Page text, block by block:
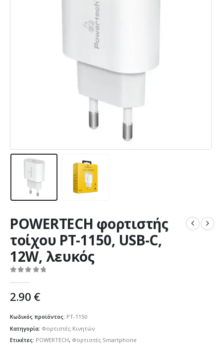
POWERTECH φορτιστής
τοίχου PT-1150, USB-C,
12W, λευκός
2.90 €
Κωδικός προϊόντος: PT-1150
Κατηγορία: Φορτιστές Κινητών
Ετικέτες: POWERTECH, Φορτιστές Smartphone